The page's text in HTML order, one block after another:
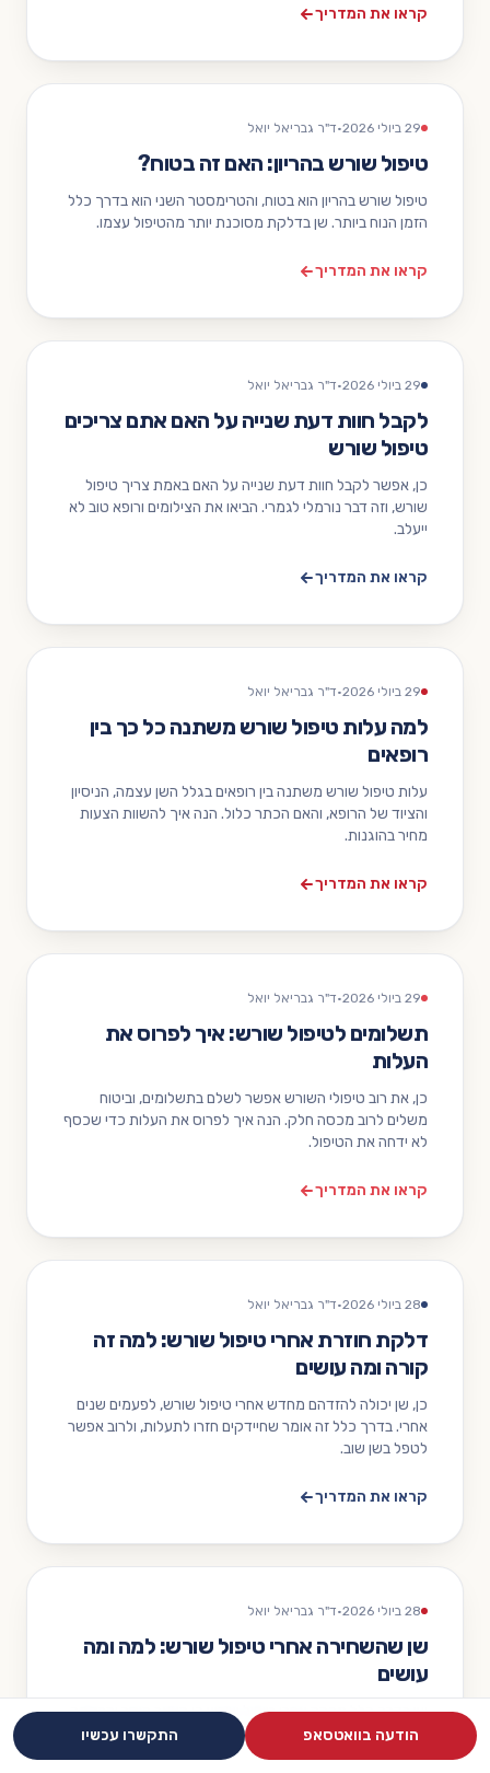
קראו את המדריך
29 ביולי 2026 ·ד"ר גבריאל יואל
טיפול שורש בהריון: האם זה בטוח?
טיפול שורש בהריון הוא בטוח, והטרימסטר השני הוא בדרך כלל
הזמן הנוח ביותר. שן בדלקת מסוכנת יותר מהטיפול עצמו.
קראו את המדריך
29 ביולי 2026 ·ד"ר גבריאל יואל
לקבל חוות דעת שנייה על האם אתם צריכים
טיפול שורש
כן, אפשר לקבל חוות דעת שנייה על האם באמת צריך טיפול
שורש, וזה דבר נורמלי לגמרי. הביאו את הצילומים ורופא טוב לא
ייעלב.
קראו את המדריך
29 ביולי 2026 ·ד"ר גבריאל יואל
למה עלות טיפול שורש משתנה כל כך בין
רופאים
עלות טיפול שורש משתנה בין רופאים בגלל השן עצמה, הניסיון
והציוד של הרופא, והאם הכתר כלול. הנה איך להשוות הצעות
מחיר בהוגנות.
קראו את המדריך
29 ביולי 2026 ·ד"ר גבריאל יואל
תשלומים לטיפול שורש: איך לפרוס את
העלות
כן, את רוב טיפולי השורש אפשר לשלם בתשלומים, וביטוח
משלים לרוב מכסה חלק. הנה איך לפרוס את העלות כדי שכסף
לא ידחה את הטיפול.
קראו את המדריך
28 ביולי 2026 ·ד"ר גבריאל יואל
דלקת חוזרת אחרי טיפול שורש: למה זה
קורה ומה עושים
כן, שן יכולה להזדהם מחדש אחרי טיפול שורש, לפעמים שנים
אחרי. בדרך כלל זה אומר שחיידקים חזרו לתעלות, ולרוב אפשר
לטפל בשן שוב.
קראו את המדריך
28 ביולי 2026 ·ד"ר גבריאל יואל
שן שהשחירה אחרי טיפול שורש: למה ומה
עושים
שן בדרך כלל מכהה אחרי טיפול שורש כי העצב הוסר והרקמה
שנותרה בפנים צובעת אותה. רוב הזמן זה קוסמטי, וניתן לתקן
הודעה בוואטסאפ התקשרו עכשיו